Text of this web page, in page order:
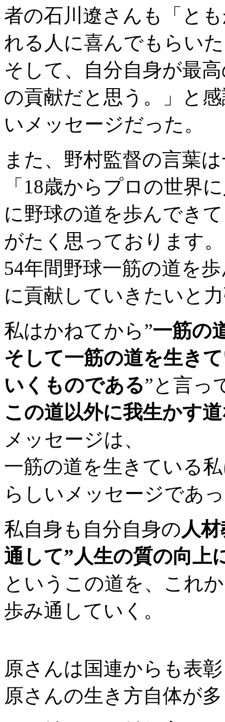
者の石川遼さんも「と
れる人に喜んでもらい
そして、自分自身が最
の貢献だと思う。」と
いメッセージだった。
また、野村監督の言葉
「18歳からプロの世界
に野球の道を歩んでき
がたく思っております。
54年間野球一筋の道を
に貢献していきたいと
私はかねてから”一筋の
そして一筋の道を生き
いくものである”と言っ
この道以外に我生かす
メッセージは、
一筋の道を生きている
らしいメッセージであ
私自身も自分自身の人
通して”人生の質の向上
というこの道を、これ
歩み通していく。
原さんは国連からも表
原さんの生き方自体が